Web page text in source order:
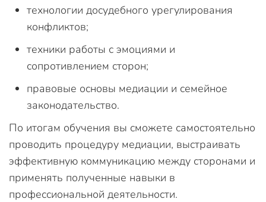
технологии досудебного урегулирования
конфликтов;
техники работы с эмоциями и
сопротивлением сторон;
правовые основы медиации и семейное
законодательство.
По итогам обучения вы сможете самостоятельно
проводить процедуру медиации, выстраивать
эффективную коммуникацию между сторонами и
применять полученные навыки в
профессиональной деятельности.